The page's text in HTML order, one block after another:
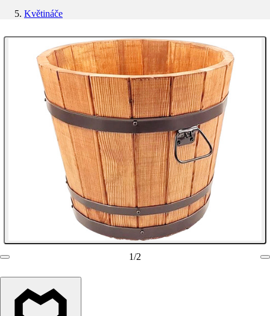
Květináče
1/2